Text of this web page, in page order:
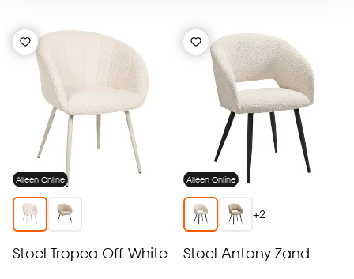
accepteren door op ‘Cookies aanpassen’ te
klikken.
Goed om te weten is dat je deze keuze altijd nog
kan aanpassen, bekijk hiervoor onze
cookieverklaring.
Alleen Online
Stoel Tropea Off-White
Alleen Online
+2
Stoel Antony Zand